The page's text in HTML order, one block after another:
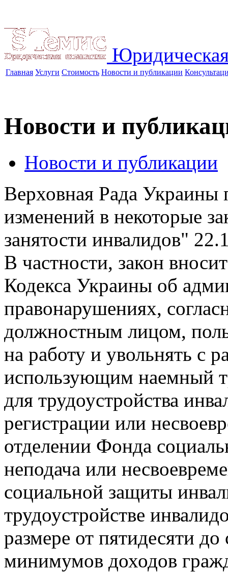
Главная Услуги Стоимость Новости и публикации
Новости и
Новости и публикации
Верховная Рада Украины
изменений в некоторые
занятости инвалидов"
В частности, закон
Кодекса Украины об
правонарушениях,
должностным лицом,
на работу и увольнять с
использующим наемный
для трудоустройства
регистрации или
отделении Фонда
неподача или
социальной защиты
трудоустройстве
размере от пятидесяти
минимумов доходов